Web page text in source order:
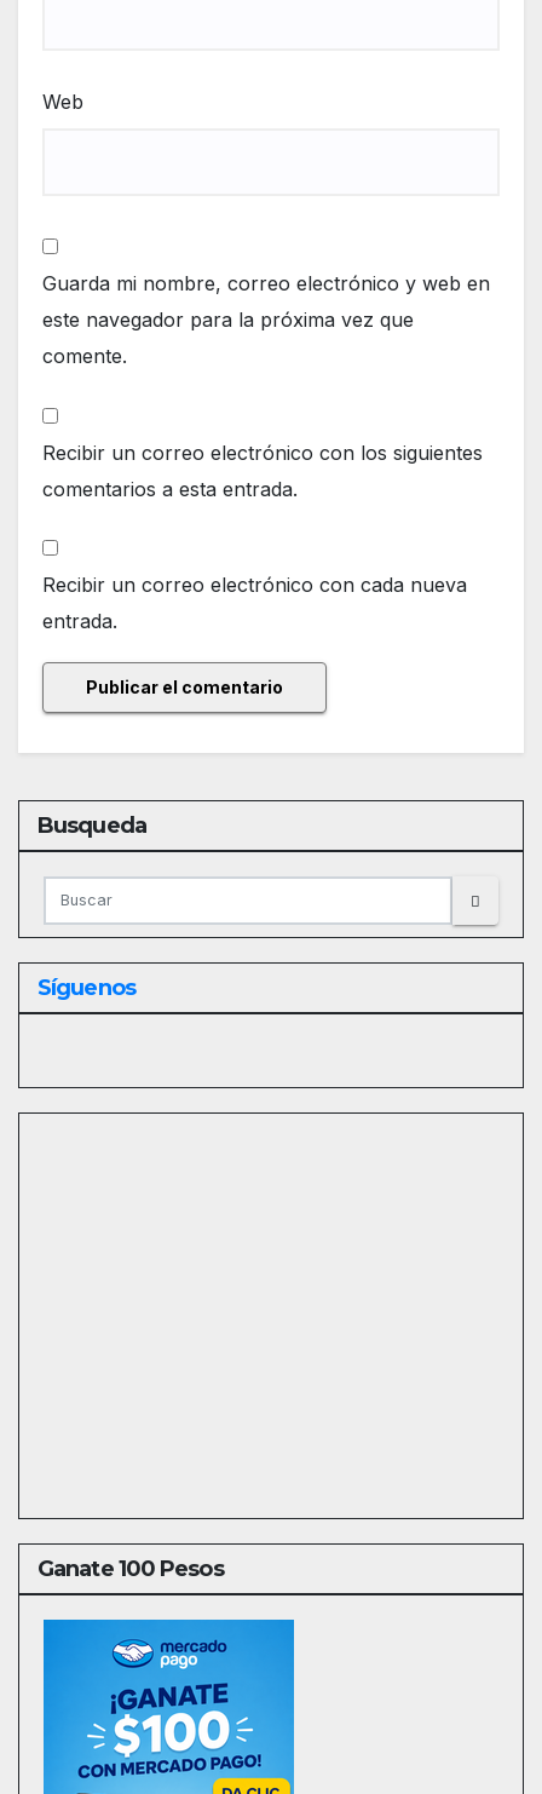
Web
Guarda mi nombre, correo electrónico y web en
este navegador para la próxima vez que
comente.
Recibir un correo electrónico con los siguientes
comentarios a esta entrada.
Recibir un correo electrónico con cada nueva
entrada.
Busqueda
Síguenos
Ganate 100 Pesos